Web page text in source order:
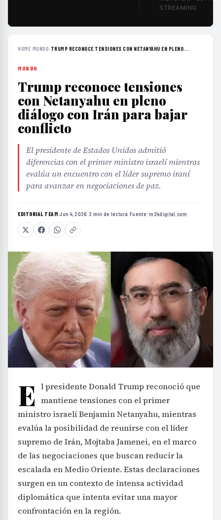
STREAMING
HOME›MUNDO› TRUMP RECONOCE TENSIONES CON NETANYAHU EN PLENO...
MUNDO
Trump reconoce tensiones
con Netanyahu en pleno
diálogo con Irán para bajar
conflicto
El presidente de Estados Unidos admitió
diferencias con el primer ministro israelí mientras
evalúa un encuentro con el líder supremo iraní
para avanzar en negociaciones de paz.
EDITORIAL TEAM·Jun 4, 2026 ·2 min de lectura ·Fuente:m24digital.com
E l presidente Donald Trump reconoció que
mantiene tensiones con el primer
ministro israelí Benjamin Netanyahu, mientras
evalúa la posibilidad de reunirse con el líder
supremo de Irán, Mojtaba Jamenei, en el marco
de las negociaciones que buscan reducir la
escalada en Medio Oriente. Estas declaraciones
surgen en un contexto de intensa actividad
diplomática que intenta evitar una mayor
confrontación en la región.